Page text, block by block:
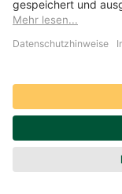
Wenn Sie Ihre Firma
kompetente,
Rechtsschutz an:0221
Produktservices
Vorteile bietet
DEVK?